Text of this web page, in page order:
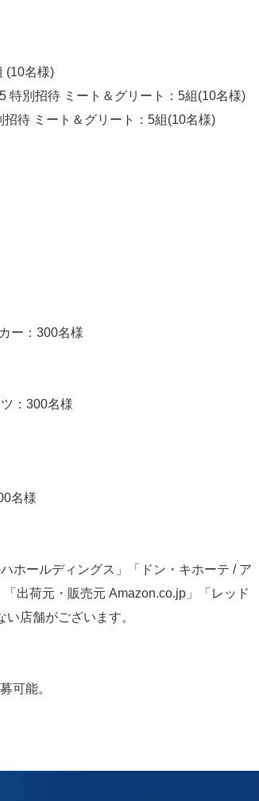
(10名様)
別招待 ミート＆グリート：5組(10名様)
待 ミート＆グリート：5組(10名様)
ー：300名様
：300名様
名様
ホールディングス」「ドン・キホーテ / ア
出荷元・販売元 Amazon.co.jp」「レッド
店舗がございます。
可能。